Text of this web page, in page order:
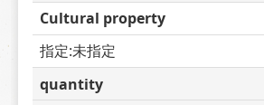
Cultural property
指定:未指定
quantity